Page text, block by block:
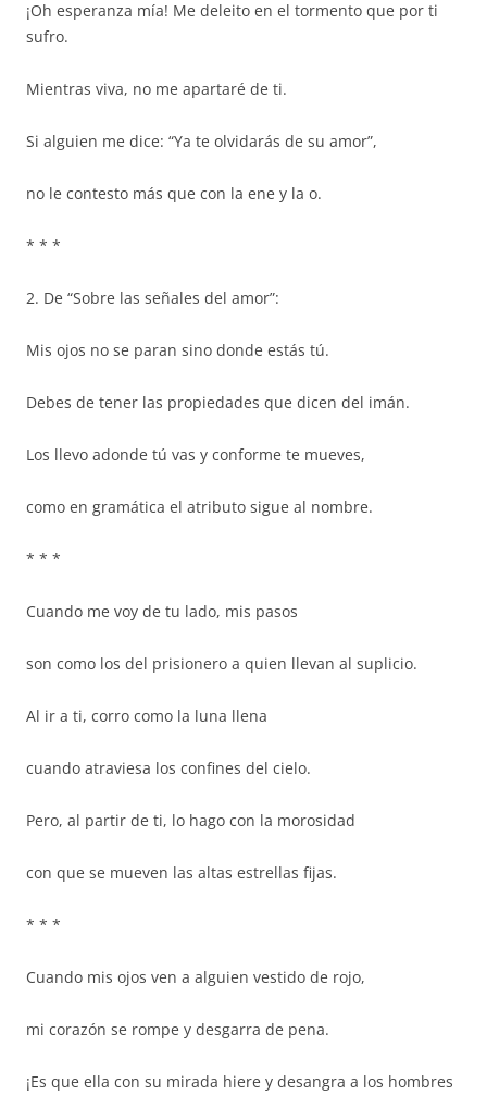
¡Oh esperanza mía! Me deleito en el tormento que por ti
sufro.
Mientras viva, no me apartaré de ti.
Si alguien me dice: “Ya te olvidarás de su amor”,
no le contesto más que con la ene y la o.
* * *
2. De “Sobre las señales del amor”:
Mis ojos no se paran sino donde estás tú.
Debes de tener las propiedades que dicen del imán.
Los llevo adonde tú vas y conforme te mueves,
como en gramática el atributo sigue al nombre.
* * *
Cuando me voy de tu lado, mis pasos
son como los del prisionero a quien llevan al suplicio.
Al ir a ti, corro como la luna llena
cuando atraviesa los confines del cielo.
Pero, al partir de ti, lo hago con la morosidad
con que se mueven las altas estrellas fijas.
* * *
Cuando mis ojos ven a alguien vestido de rojo,
mi corazón se rompe y desgarra de pena.
¡Es que ella con su mirada hiere y desangra a los hombres